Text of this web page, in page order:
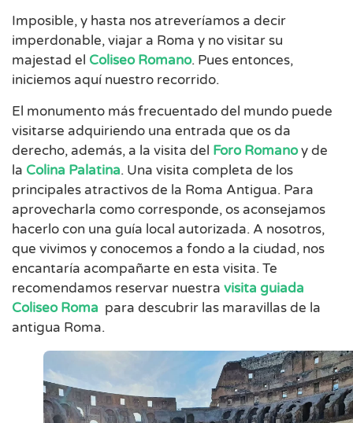
Imposible, y hasta nos atreveríamos a decir
imperdonable, viajar a Roma y no visitar su
majestad el Coliseo Romano. Pues entonces,
iniciemos aquí nuestro recorrido.
El monumento más frecuentado del mundo puede
visitarse adquiriendo una entrada que os da
derecho, además, a la visita del Foro Romanoy de
la Colina Palatina. Una visita completa de los
principales atractivos de la Roma Antigua. Para
aprovecharla como corresponde, os aconsejamos
hacerlo con una guía local autorizada. A nosotros,
que vivimos y conocemos a fondo a la ciudad, nos
encantaría acompañarte en esta visita. Te
recomendamos reservar nuestra visita guiada
Coliseo Roma para descubrir las maravillas de la
antigua Roma.